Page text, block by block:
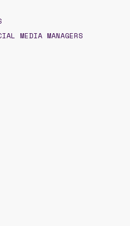
MEDIA MANAGERS